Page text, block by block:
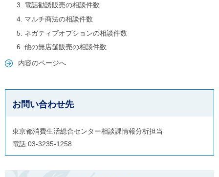
電話勧誘販売の相談件数
マルチ商法の相談件数
ネガティブオプションの相談件数
他の無店舗販売の相談件数
内容のページへ
お問い合わせ先
東京都消費生活総合センター相談課情報分析担当
電話:03-3235-1258